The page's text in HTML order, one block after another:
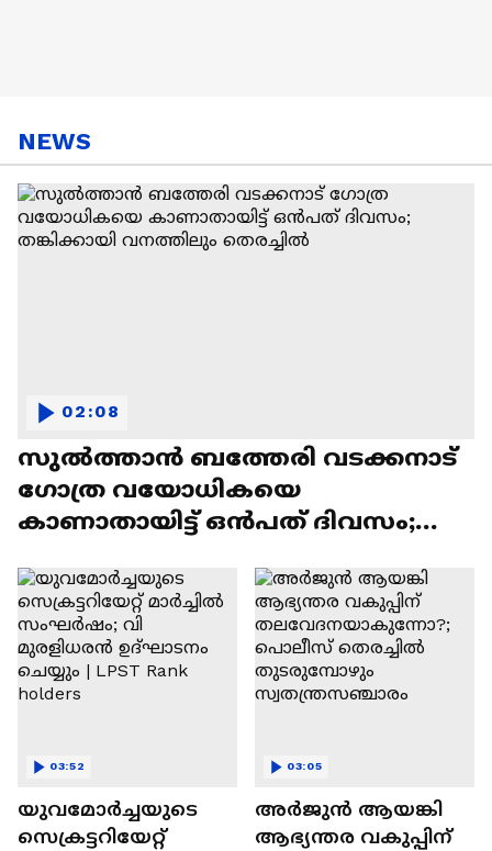
NEWS
സുൽത്താൻ ബത്തേരി വടക്കനാട്
ഗോത്ര വയോധികയെ
കാണാതായിട്ട് ഒൻപത് ദിവസം;
02:08
യുവമോർച്ചയുടെ
സെക്രട്ടറിയേറ്റ്
03:52
അർജുൻ ആയങ്കി
ആഭ്യന്തര വകുപ്പിന്
03:05